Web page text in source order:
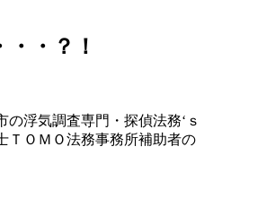
・？！
の浮気調査専門・探偵法務‘ｓ
ＴＯＭＯ法務事務所補助者の